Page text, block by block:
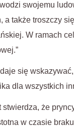
swojemu
a także troszczy
W ramach
się
dla wszystkich
stwierdza, że
w czasie